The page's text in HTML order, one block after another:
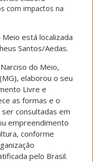
está localizada
Santos/Aedas.
do Meio,
elaborou o seu
Livre e
as formas e o
consultadas em
empreendimento
conforme
pelo Brasil.